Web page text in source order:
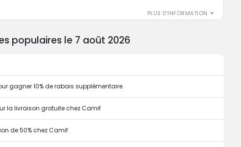
PLUS D'INFORMATION
populaires le 7 août 2026
gagner 10% de rabais supplémentaire
la livraison gratuite chez Camif
de 50% chez Camif